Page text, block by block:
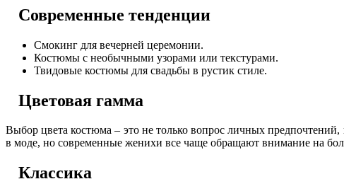
Современные тенденции
Смокинг для вечерней церемонии.
Костюмы с необычными узорами или текстурами.
Твидовые костюмы для свадьбы в рустик стиле.
Цветовая гамма
Выбор цвета костюма – это не только вопрос личных
в моде, но современные женихи все чаще обращают внимание на
Классика